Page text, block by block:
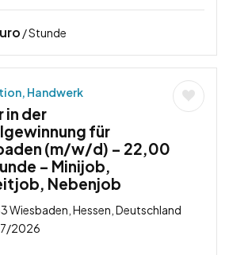
/ Stunde
Handwerk
in der
für
(m/w/d) – 22,00
– Minijob,
Nebenjob
Wiesbaden, Hessen, Deutschland
2026